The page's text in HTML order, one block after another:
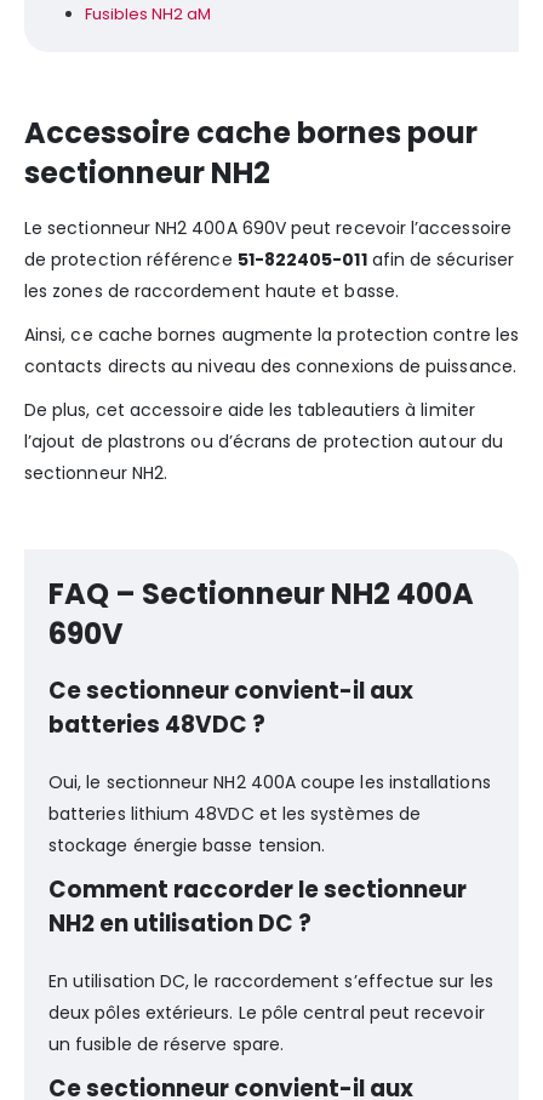
Fusibles NH2 aM
Accessoire cache bornes pour
sectionneur NH2
Le sectionneur NH2 400A 690V peut recevoir l’accessoire
de protection référence 51-822405-011afin de sécuriser
les zones de raccordement haute et basse.
Ainsi, ce cache bornes augmente la protection contre les
contacts directs au niveau des connexions de puissance.
De plus, cet accessoire aide les tableautiers à limiter
l’ajout de plastrons ou d’écrans de protection autour du
sectionneur NH2.
FAQ – Sectionneur NH2 400A
690V
Ce sectionneur convient-il aux
batteries 48VDC ?
Oui, le sectionneur NH2 400A coupe les installations
batteries lithium 48VDC et les systèmes de
stockage énergie basse tension.
Comment raccorder le sectionneur
NH2 en utilisation DC ?
En utilisation DC, le raccordement s’effectue sur les
deux pôles extérieurs. Le pôle central peut recevoir
un fusible de réserve spare.
Ce sectionneur convient-il aux